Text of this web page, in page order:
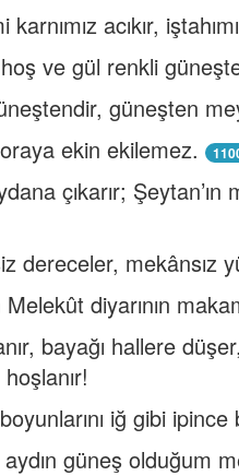
acıkır,
hoş ve gül renkli
güneşten
ekin ekilemez.
çıkarır; Şeytan’ın
mekânsız
diyarının
bayağı hallere
iğ gibi ipince
güneş olduğum